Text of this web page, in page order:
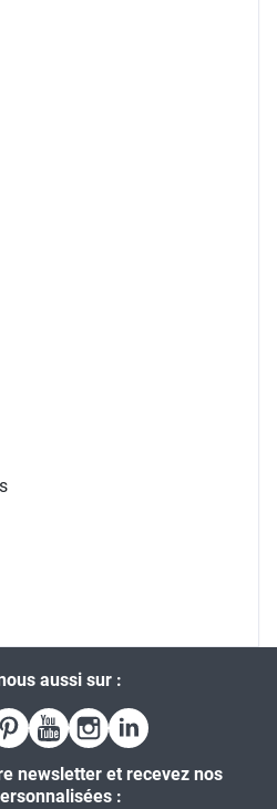
aussi sur :
newsletter et recevez nos
: